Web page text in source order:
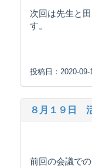
次回は先生と
す。
投稿日：2020-
８月１９日
前回の会議で